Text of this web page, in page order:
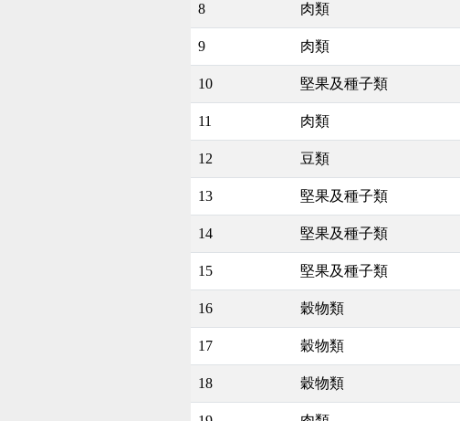
8 肉類
9 肉類
10 堅果及種子類
11 肉類
12 豆類
13 堅果及種子類
14 堅果及種子類
15 堅果及種子類
16 穀物類
17 穀物類
18 穀物類